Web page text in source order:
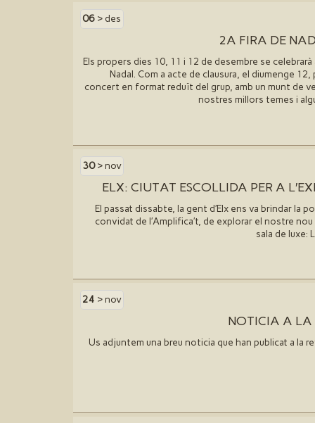
06 > des
2A FIRA DE
Els propers dies 10, 11 i 12 de desembre se celebrarà
Nadal. Com a acte de clausura, el diumenge
concert en format reduït del grup, amb un munt de
nostres millors temes i
30> nov
ELX: CIUTAT ESCOLLIDA PER A
El passat dissabte, la gent d′Elx ens va brindar la
convidat de l′Amplifica′t, de explorar el nostre
sala de luxe:
24 > nov
NOTICIA A LA
Us adjuntem una breu noticia que han publicat a la